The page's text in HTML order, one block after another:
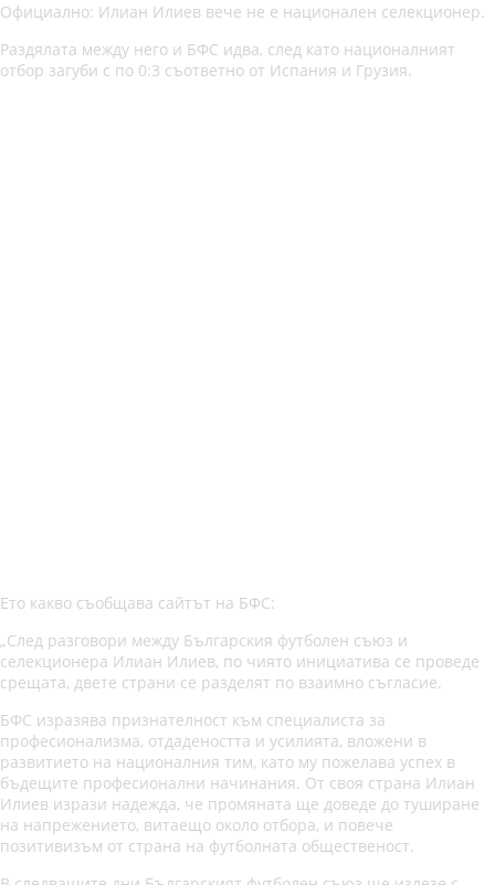
Официално: Илиан Илиев вече не е национален селекционер.
Раздялата между него и БФС идва, след като националният
отбор загуби с по 0:3 съответно от Испания и Грузия.
Ето какво съобщава сайтът на БФС:
„След разговори между Българския футболен съюз и
селекционера Илиан Илиев, по чиято инициатива се проведе
срещата, двете страни се разделят по взаимно съгласие.
БФС изразява признателност към специалиста за
професионализма, отдадеността и усилията, вложени в
развитието на националния тим, като му пожелава успех в
бъдещите професионални начинания. От своя страна Илиан
Илиев изрази надежда, че промяната ще доведе до туширане
на напрежението, витаещо около отбора, и повече
позитивизъм от страна на футболната общественост.